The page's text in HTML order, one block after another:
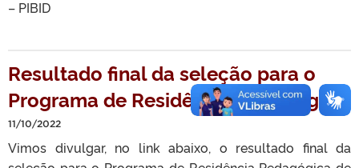
– PIBID
Resultado final da seleção para o
Programa de Residência Pedagógica
11/10/2022
Vimos divulgar, no link abaixo, o resultado final da